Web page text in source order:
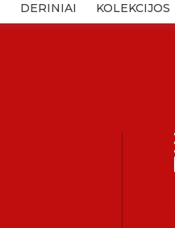
DERINIAI KOLEKCIJOS